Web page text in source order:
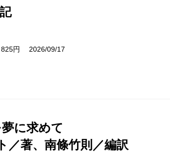
円 2026/09/17
に求めて
／著、南條竹則／編訳